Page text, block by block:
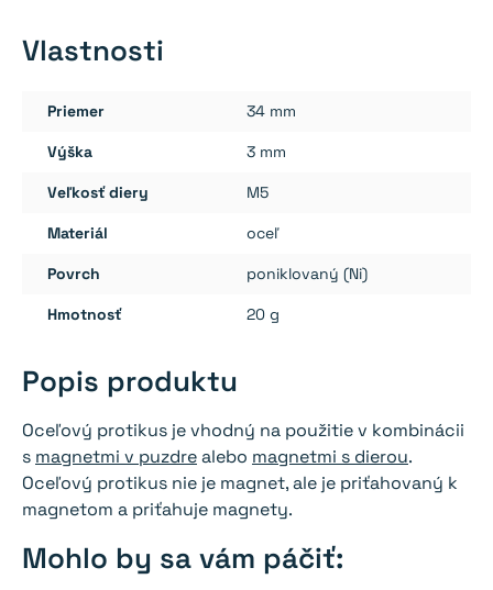
Vlastnosti
Priemer 34 mm
Výška 3 mm
Veľkosť diery M5
Materiál oceľ
Povrch poniklovaný (Ni)
Hmotnosť 20 g
Popis produktu
Oceľový protikus je vhodný na použitie v kombinácii
s magnetmi v puzdrealebo magnetmi s dierou.
Oceľový protikus nie je magnet, ale je priťahovaný k
magnetom a priťahuje magnety.
Mohlo by sa vám páčiť: